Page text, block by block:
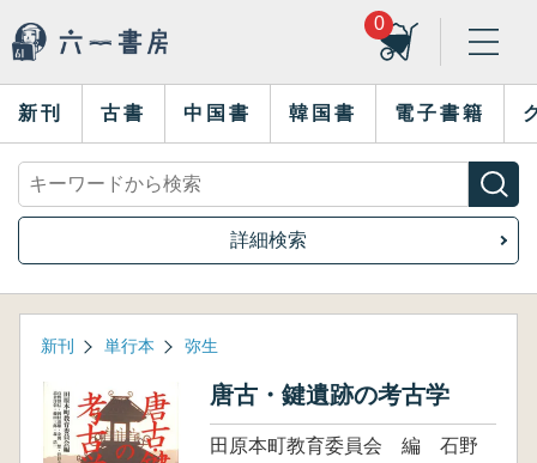
0
新刊 古書 中国書 韓国書 電子書籍
詳細検索
新刊 単行本 弥生
唐古・鍵遺跡の考古学
田原本町教育委員会 編 石野